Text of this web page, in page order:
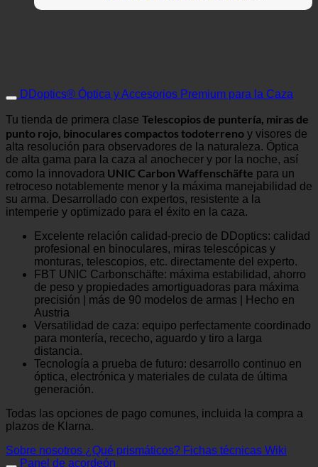
DDoptics® Óptica y Accesorios Premium para la Caza
Tu tienda de primera clase Telescopios de puntería, miras de
punto rojo, binoculares compactos todoterreno y visores de
alta resolución para observadores de la naturaleza. Óptica
de alta gama para la caza al anochecer y por la noche, así
como la innovadora UNIC Carbon Waffenschäfte para un
retroceso notablemente menor y la máxima manejabilidad de
su arma. Desarrollado con expertos, resistente a la
intemperie y optimizado para el éxito en la caza.
Excelente relación calidad-precio de DDoptics: calidad
profesional en binoculares, miras telescópicas y
monturas, telescopios, etc. directamente del experto.
FBT UNIC Carbonschäfte: máxima estabilidad, ahorro
de peso y propiedades amortiguadoras para máxima
precisión | más de 90 modelos de armas | Hecho en
Austria
Versatilidad de caza: equipo perfectamente coordinado
para montería, rececho, aguardo y tiro a larga
distancia.
Tecnología a prueba de futuro: desarrollo continuo en
óptica, electrónica y materiales de culata de última
generación.
Todas las opciones de pago comunes, incluida la compra a
plazos de Klarna.
Sobre nosotros ¿Qué prismáticos? Fichas técnicas Wiki
Panel de acordeón